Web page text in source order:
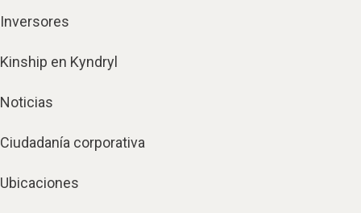
Inversores
Kinship en Kyndryl
Noticias
Ciudadanía corporativa
Ubicaciones